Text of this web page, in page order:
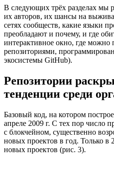
В следующих трёх разделах мы
их авторов, их шансы на
сетях сообществ, какие языки
преобладают и почему, и где
интерактивное окно, где можно
репозиториями,
экосистемы GitHub).
Репозитории
тенденции среди
Базовый код, на котором
апреле 2009 г. С тех пор число
с блокчейном, существенно
новых проектов в год. Только в
новых проектов (рис. 3).